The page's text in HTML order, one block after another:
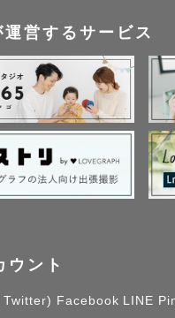
・HAPPY
・JUST
・木製アルフ
・シャボン玉
・造花ミニブ
・ミニホワイ
本体　：
営するサービス
ウント
Twitter) Facebook LINE